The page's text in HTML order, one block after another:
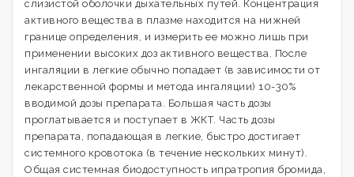
слизистой оболочки дыхательных путей. Концентрация
активного вещества в плазме находится на нижней
границе определения, и измерить ее можно лишь при
применении высоких доз активного вещества. После
ингаляции в легкие обычно попадает (в зависимости от
лекарственной формы и метода ингаляции) 10-30%
вводимой дозы препарата. Большая часть дозы
проглатывается и поступает в ЖКТ. Часть дозы
препарата, попадающая в легкие, быстро достигает
системного кровотока (в течение нескольких минут).
Общая системная биодоступность ипратропия бромида,